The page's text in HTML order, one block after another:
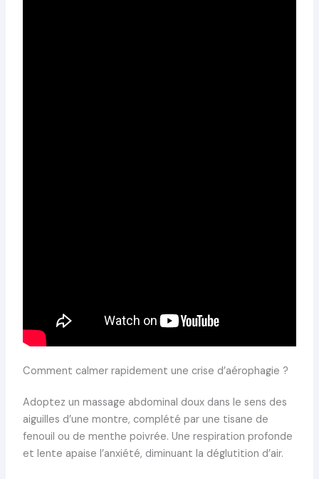
Comment calmer rapidement une crise d’aérophagie ?
Adoptez un massage abdominal doux dans le sens des
aiguilles d’une montre, complété par une tisane de
fenouil ou de menthe poivrée. Une respiration profonde
et lente apaise l’anxiété, diminuant la déglutition d’air.